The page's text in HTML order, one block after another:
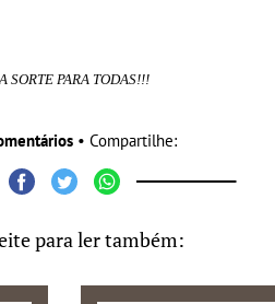
SORTE PARA TODAS!!!
• Compartilhe:
para ler também: